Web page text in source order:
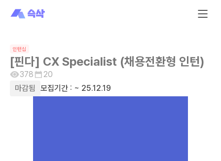
인턴십
[핀다] CX Specialist (채용전환형 인턴)
378
20
마감됨
모집기간 : ~ 25.12.19